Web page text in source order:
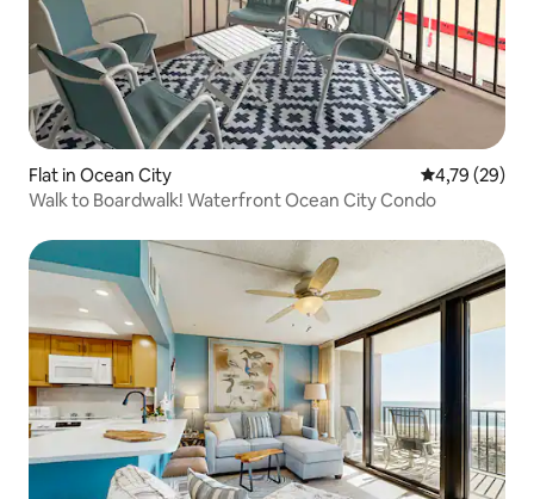
Flat in Ocean City Gemiddelde
4,79 (29)
Walk to Boardwalk! Waterfront Ocean City Condo